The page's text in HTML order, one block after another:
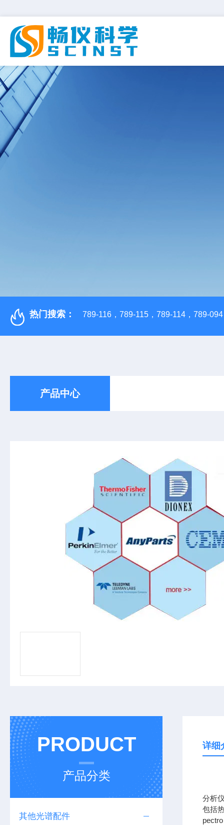
热门搜索： 789-116，789-115，789-114，789-
产品中心
PRODUCT
产品分类
其他光谱配件
详细
分析
包括